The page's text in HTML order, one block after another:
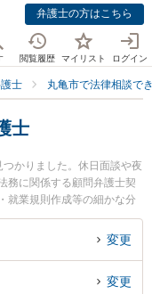
弁護士の方はこちら
閲覧履歴 マイリスト ログイン
士 丸亀市で法律相談で
士
かりました。休日面談や夜
務に関係する顧問弁護士契
就業規則作成等の細かな分
法律事務所の柳浦 清文弁護
フィール情報や弁護士費
無料で不祥事対応を法律相
変更
変更